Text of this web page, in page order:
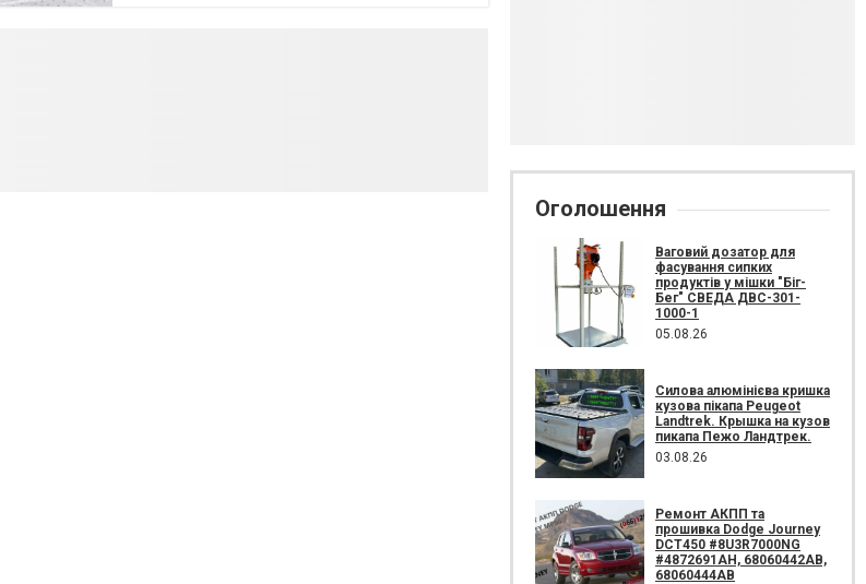
Оголошення
Ваговий дозатор для
фасування сипких
продуктів у мішки "Біг-
Бег" СВЕДА ДВС-301-
1000-1
05.08.26
Силова алюмінієва кришка
кузова пікапа Peugeot
Landtrek. Крышка на кузов
пикапа Пежо Ландтрек.
03.08.26
Ремонт АКПП та
прошивка Dodge Journey
DCT450 #8U3R7000NG
#4872691AH, 68060442AB,
68060444AB